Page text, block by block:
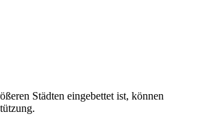
Städten eingebettet ist, können